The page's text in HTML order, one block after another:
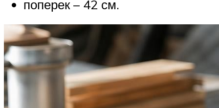
поперек – 42 см.